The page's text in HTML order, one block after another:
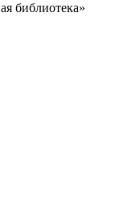
библиотека»